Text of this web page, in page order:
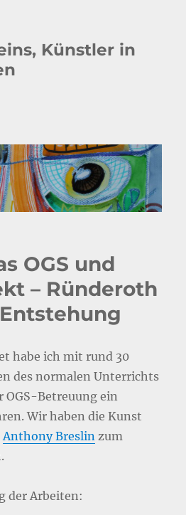
Künstler in
OGS und
– Ründeroth
habe ich mit rund 30
des normalen Unterrichts
OGS-Betreuung ein
Wir haben die Kunst
Anthony Breslin zum
der Arbeiten: